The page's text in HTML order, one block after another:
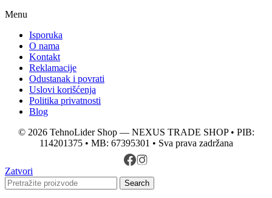
Menu
Isporuka
O nama
Kontakt
Reklamacije
Odustanak i povrati
Uslovi korišćenja
Politika privatnosti
Blog
© 2026 TehnoLider Shop — NEXUS TRADE SHOP • PIB:
114201375 • MB: 67395301 • Sva prava zadržana
Zatvori
Search